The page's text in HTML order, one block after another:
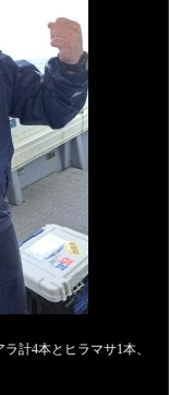
計4本とヒラマサ1本、